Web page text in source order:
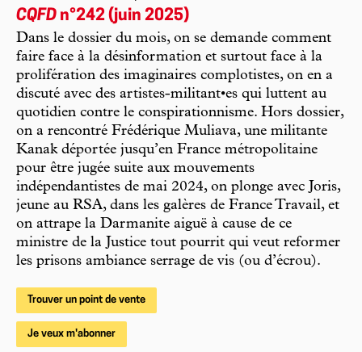
CQFD n°242 (juin 2025)
Dans le dossier du mois, on se demande comment
faire face à la désinformation et surtout face à la
prolifération des imaginaires complotistes, on en a
discuté avec des artistes-militant•es qui luttent au
quotidien contre le conspirationnisme. Hors dossier,
on a rencontré Frédérique Muliava, une militante
Kanak déportée jusqu’en France métropolitaine
pour être jugée suite aux mouvements
indépendantistes de mai 2024, on plonge avec Joris,
jeune au RSA, dans les galères de France Travail, et
on attrape la Darmanite aiguë à cause de ce
ministre de la Justice tout pourrit qui veut reformer
les prisons ambiance serrage de vis (ou d’écrou).
Trouver un point de vente
Je veux m'abonner